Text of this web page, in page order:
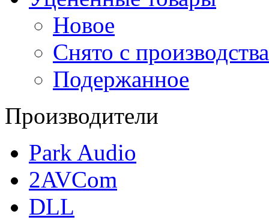
Новое
Снято с производства
Подержанное
Производители
Park Audio
2AVCom
DLL